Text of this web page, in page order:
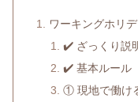
ワーキングホリ
✔️ ざっくり説
✔️ 基本ルール
① 現地で働け